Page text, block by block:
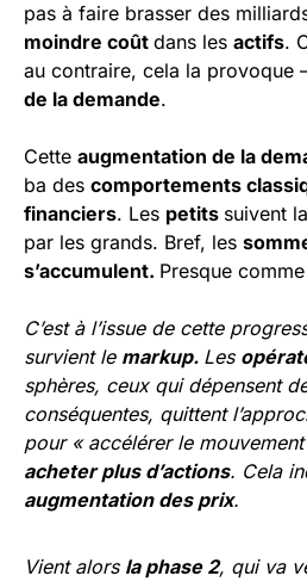
pas à faire brasser des
moindre coût dans les actifs.
au contraire, cela la provoque
de la demande.
Cette augmentation de la
ba des comportements
financiers. Les petits suivent la
par les grands. Bref, les
s’accumulent. Presque
C’est à l’issue de cette
survient le markup. Les
sphères, ceux qui dépensent
conséquentes, quittent
pour « accélérer le
acheter plus d’actions. Cela
augmentation des prix.
Vient alors la phase 2, qui va